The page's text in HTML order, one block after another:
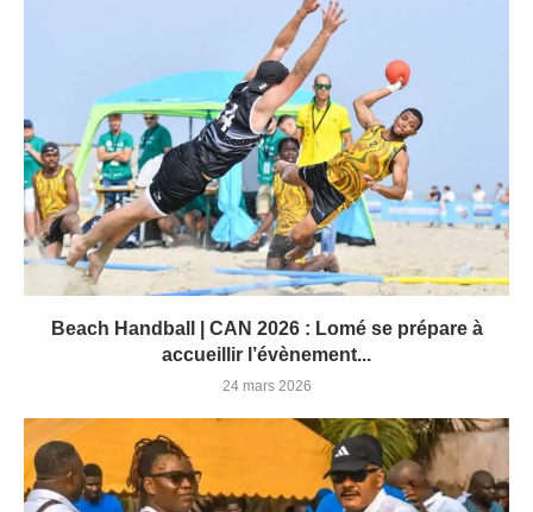
Beach Handball | CAN 2026 : Lomé se prépare à
accueillir l’évènement...
24 mars 2026